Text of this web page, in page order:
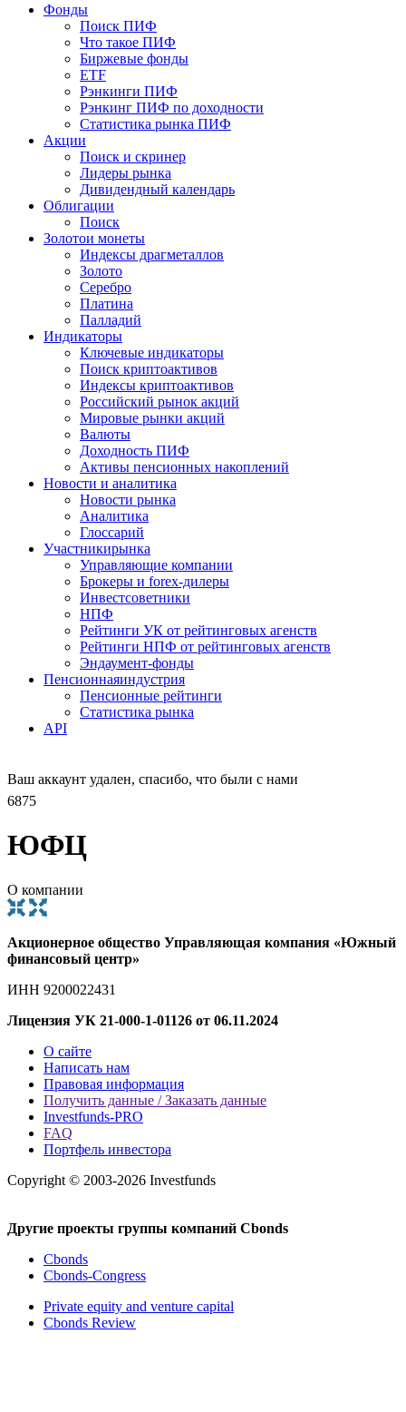
Фонды
Поиск ПИФ
Что такое ПИФ
Биржевые фонды
ETF
Рэнкинги ПИФ
Рэнкинг ПИФ по доходности
Статистика рынка ПИФ
Акции
Поиск и скринер
Лидеры рынка
Дивидендный календарь
Облигации
Поиск
Золотои монеты
Индексы драгметаллов
Золото
Серебро
Платина
Палладий
Индикаторы
Ключевые индикаторы
Поиск криптоактивов
Индексы криптоактивов
Российский рынок акций
Мировые рынки акций
Валюты
Доходность ПИФ
Активы пенсионных накоплений
Новости и аналитика
Новости рынка
Аналитика
Глоссарий
Участникирынка
Управляющие компании
Брокеры и forex-дилеры
Инвестсоветники
НПФ
Рейтинги УК от рейтинговых агенств
Рейтинги НПФ от рейтинговых агенств
Эндаумент-фонды
Пенсионнаяиндустрия
Пенсионные рейтинги
Статистика рынка
API
Ваш аккаунт удален, спасибо, что были с нами
6875
ЮФЦ
О компании
Акционерное общество Управляющая компания «Южный
финансовый центр»
ИНН 9200022431
Лицензия УК 21-000-1-01126 от 06.11.2024
О сайте
Написать нам
Правовая информация
Получить данные / Заказать данные
Investfunds-PRO
FAQ
Портфель инвестора
Copyright © 2003-2026 Investfunds
Другие проекты группы компаний Cbonds
Cbonds
Cbonds-Congress
Private equity and venture capital
Cbonds Review